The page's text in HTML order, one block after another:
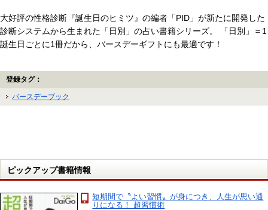
大好評の性格診断『誕生日のヒミツ』の編者「PID」が新たに開発した
診断システムから生まれた「日別」の占い書籍シリーズ。 「日別」＝1
誕生日ごとに1冊だから、バースデーギフトにも最適です！
登録タグ：
バースデーブック
ピックアップ書籍情報
短期間で〝よい習慣〟が身につき、人生が思い通
りになる！ 超習慣術